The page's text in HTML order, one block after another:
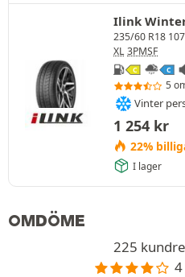
Ilink
235/60 R18
XL 3PMSF
C C
5
Vinter
1 254 kr
22%
I lager
OMDÖME
225